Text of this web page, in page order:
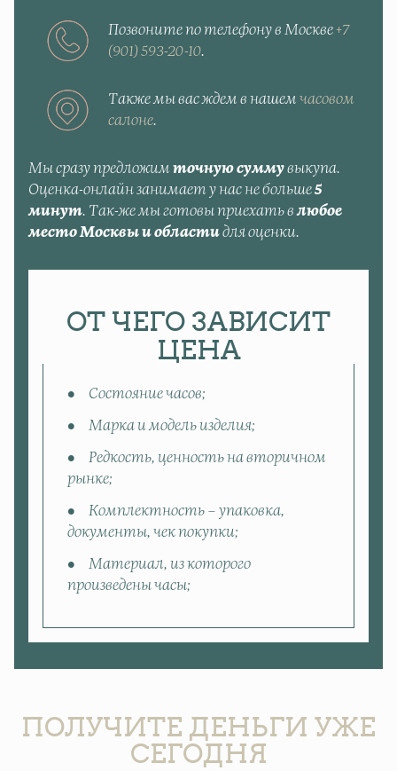
Позвоните по телефону в Москве+7
(901) 593-20-10.
Также мы вас ждем в нашем часовом
салоне.
Мы сразу предложим точную суммувыкупа.
Оценка-онлайн занимает у нас не больше5
минут. Так-же мы готовы приехать влюбое
место Москвы и областидля оценки.
ОТ ЧЕГО ЗАВИСИТ
ЦЕНА
Состояние часов;
Марка и модель изделия;
Редкость, ценность на вторичном
рынке;
Комплектность – упаковка,
документы, чек покупки;
Материал, из которого
произведены часы;
ПОЛУЧИТЕ ДЕНЬГИ УЖЕ
СЕГОДНЯ